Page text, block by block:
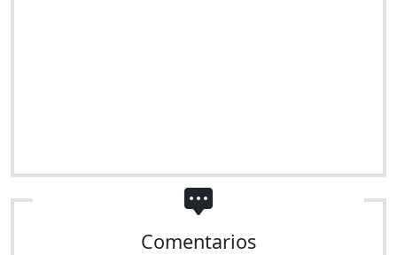
Comentarios